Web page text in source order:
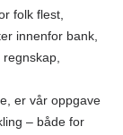
folk flest,
innenfor bank,
er vår oppgave
– både for